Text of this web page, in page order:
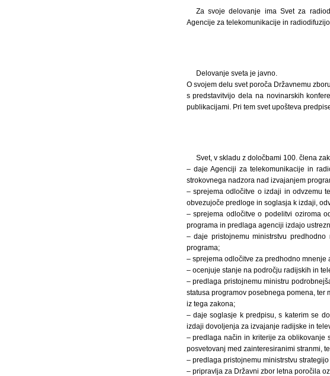
Za svoje delovanje ima Svet za
Agencije za telekomunikacije in radiodifuzijo
Delovanje sveta je javno.
O svojem delu svet poroča Državnemu
s predstavitvijo dela na novinarskih
publikacijami. Pri tem svet upošteva
Svet, v skladu z določbami 100. člena
– daje Agenciji za telekomunikacije in
strokovnega nadzora nad izvajanjem
– sprejema odločitve o izdaji in odvzemu
obvezujoče predloge in soglasja k izdaji,
– sprejema odločitve o podelitvi oziroma
programa in predlaga agenciji izdajo
– daje pristojnemu ministrstvu
programa;
– sprejema odločitve za predhodno
– ocenjuje stanje na področju radijskih in
– predlaga pristojnemu ministru
statusa programov posebnega pomena,
iz tega zakona;
– daje soglasje k predpisu, s katerim se
izdaji dovoljenja za izvajanje radijske in
– predlaga način in kriterije za oblikovanje
posvetovanj med zainteresiranimi stranmi,
– predlaga pristojnemu ministrstvu
– pripravlja za Državni zbor letna poročila